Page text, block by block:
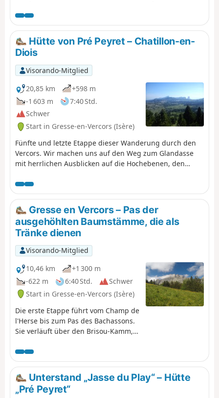
Hütte von Pré Peyret – Chatillon-en-
Diois
Visorando-Mitglied
20,85 km
+598 m
-1 603 m
7:40 Std.
Schwer
Start in Gresse-en-Vercors (Isère)
Fünfte und letzte Etappe dieser Wanderung durch den
Vercors. Wir machen uns auf den Weg zum Glandasse
mit herrlichen Ausblicken auf die Hochebenen, den
Gresse en Vercors – Pas der
ausgehöhlten Baumstämme, die als
Tränke dienen
Visorando-Mitglied
10,46 km
+1 300 m
-622 m
6:40 Std.
Schwer
Start in Gresse-en-Vercors (Isère)
Die erste Etappe führt vom Champ de
l'Herse bis zum Pas des Bachassons.
Sie verläuft über den Brisou-Kamm,
Panoramablick genießen kann. Der
Höhenunterschied beträgt mehr als
1000 m, aber die Schönheit der
Landschaft am Pas des Bachassons
entschädigt dafür.
Unterstand „Jasse du Play“ – Hütte
„Pré Peyret“